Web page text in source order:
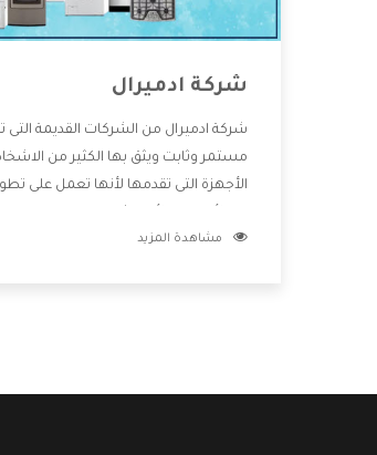
شركة ادميرال
شركة ادميرال من الشركات القديمة التى
مستمر وثابت ويثق بها الكثير من
الأجهزة التى تقدمها لأنها تعمل على
خدمات ما بعد البيع مع المنتجات وتقدم
مشاهدة المزيد